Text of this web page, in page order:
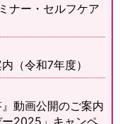
ナー・セルフケア
（令和7年度）
動画公開のご案内
ー2025」キャンペ